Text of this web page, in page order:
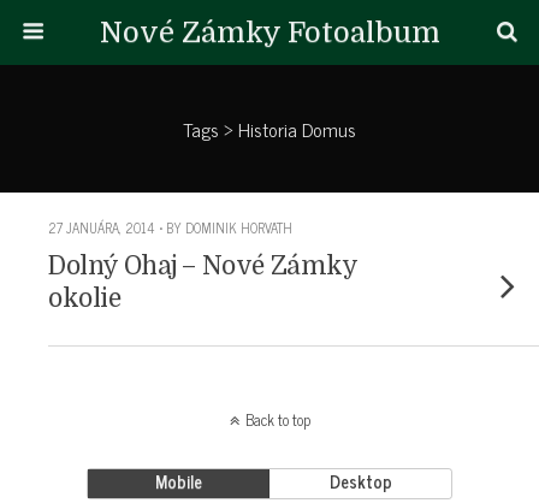
Nové Zámky Fotoalbum
Tags › Historia Domus
27 JANUÁRA, 2014 • BY DOMINIK HORVATH
Dolný Ohaj – Nové Zámky
okolie
Back to top
Mobile Desktop